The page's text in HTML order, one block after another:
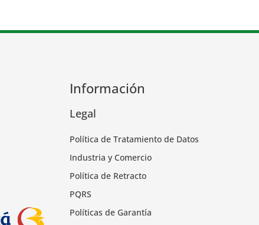
Información
Legal
Política de Tratamiento de Datos
Industria y Comercio
Política de Retracto
PQRS
Políticas de Garantía